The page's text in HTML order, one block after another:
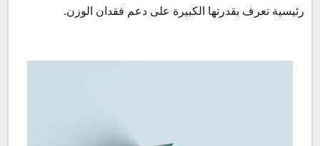
رئيسية تعرف بقدرتها الكبيرة على دعم فقدان الوزن.